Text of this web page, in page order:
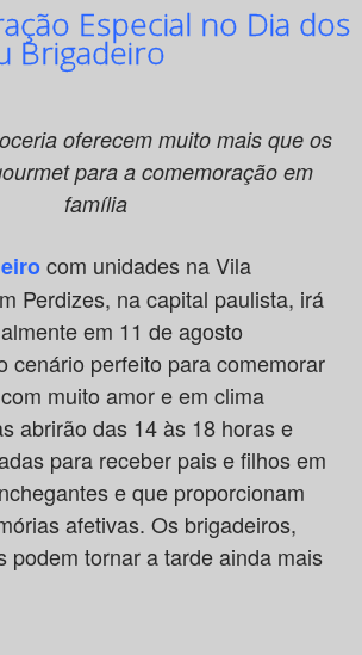
Especial no Dia dos
Brigadeiro
oferecem muito mais que os
para a comemoração em
família
com unidades na Vila
Perdizes, na capital paulista, irá
em 11 de agosto
cenário perfeito para comemorar
muito amor e em clima
abrirão das 14 às 18 horas e
para receber pais e filhos em
e que proporcionam
afetivas. Os brigadeiros,
podem tornar a tarde ainda mais